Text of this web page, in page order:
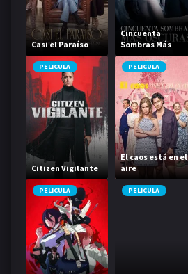
Casi el Paraíso
Cincuenta
Sombras Más
Oscuras
PELICULA
Citizen Vigilante
PELICULA
El caos está en el
aire
PELICULA PELICULA